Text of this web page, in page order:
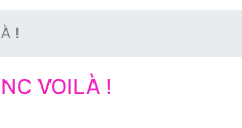
!
VOILÀ !